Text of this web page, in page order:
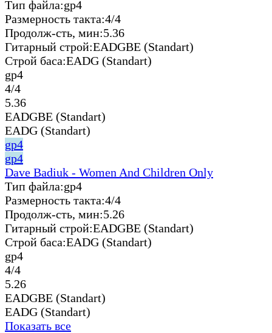
Тип файла:gp4
Размерность такта:4/4
Продолж-сть, мин:5.36
Гитарный строй:EADGBE (Standart)
Строй баса:EADG (Standart)
gp4
4/4
5.36
EADGBE (Standart)
EADG (Standart)
gp4
gp4
Dave Badiuk - Women And Children Only
Тип файла:gp4
Размерность такта:4/4
Продолж-сть, мин:5.26
Гитарный строй:EADGBE (Standart)
Строй баса:EADG (Standart)
gp4
4/4
5.26
EADGBE (Standart)
EADG (Standart)
Показать все